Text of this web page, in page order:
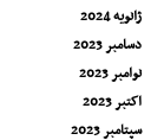
ژانویه 2024
دسامبر 2023
نوامبر 2023
اکتبر 2023
سپتامبر 2023